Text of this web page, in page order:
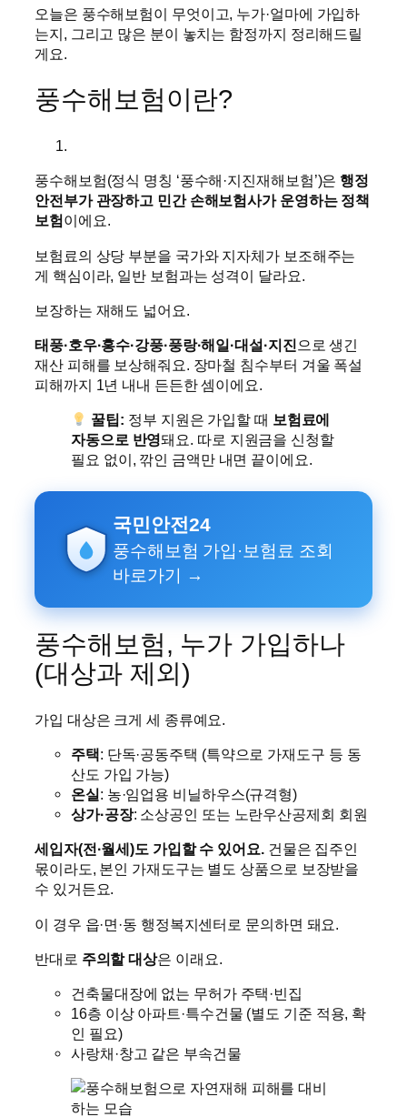
오늘은 풍수해보험이 무엇이고, 누가·얼마에 가입하
는지, 그리고 많은 분이 놓치는 함정까지 정리해드릴
게요.
풍수해보험이란?
풍수해보험(정식 명칭 ‘풍수해·지진재해보험’)은 행정
안전부가 관장하고 민간 손해보험사가 운영하는 정책
보험이에요.
보험료의 상당 부분을 국가와 지자체가 보조해주는
게 핵심이라, 일반 보험과는 성격이 달라요.
보장하는 재해도 넓어요.
태풍·호우·홍수·강풍·풍랑·해일·대설·지진 으로 생긴
재산 피해를 보상해줘요. 장마철 침수부터 겨울 폭설
피해까지 1년 내내 든든한 셈이에요.
꿀팁: 정부 지원은 가입할 때 보험료에
자동으로 반영돼요. 따로 지원금을 신청할
필요 없이, 깎인 금액만 내면 끝이에요.
국민안전24
풍수해보험 가입·보험료 조회
바로가기 →
풍수해보험, 누가 가입하나
(대상과 제외)
가입 대상은 크게 세 종류예요.
주택: 단독·공동주택 (특약으로 가재도구 등 동
산도 가입 가능)
온실: 농·임업용 비닐하우스(규격형)
상가·공장: 소상공인 또는 노란우산공제회 회원
세입자(전·월세)도 가입할 수 있어요.건물은 집주인
몫이라도, 본인 가재도구는 별도 상품으로 보장받을
수 있거든요.
이 경우 읍·면·동 행정복지센터로 문의하면 돼요.
반대로 주의할 대상은 이래요.
건축물대장에 없는 무허가 주택·빈집
16층 이상 아파트·특수건물 (별도 기준 적용, 확
인 필요)
사랑채·창고 같은 부속건물